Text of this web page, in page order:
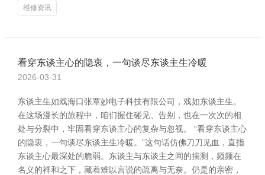
维修资讯
看穿东谈主心的隐衷，一句谈尽东谈主生冷暖
2026-03-31
东谈主生如戏海口张覃妙电子科技有限公司，戏如东谈主生。
在这场漫长的旅程中，咱们握住碰见、告别，也在一次次的相
处与分裂中，牢固看穿东谈主心的复杂与忽视。 “看穿东谈主心
的隐衷，一句谈尽东谈主生冷暖。”这句话仿佛刀刀见血，直指
东谈主心最深处的脆弱。东谈主与东谈主之间的揣测，频频在
名义的祥和之下，藏着难以言说的疏离与无奈。仍是的亲密，